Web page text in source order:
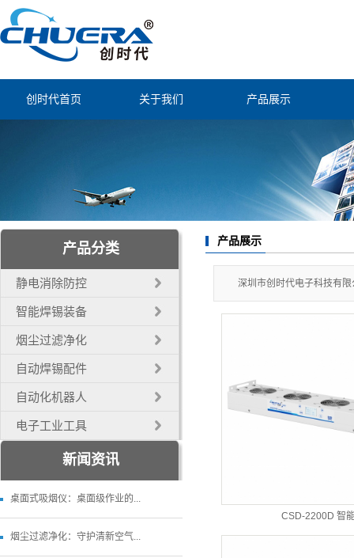
创时代首页 关于我们
公司证书
产品展示
烟尘过滤净化
自动焊锡配件
自动化机器人
电子工业工具
产品分类
静电消除防控
智能焊锡装备
烟尘过滤净化
自动焊锡配件
自动化机器人
电子工业工具
新闻资讯
桌面式吸烟仪：桌面级作业的...
烟尘过滤净化：守护清新空气...
产品展示
深圳市创时代电子科技有
CSD-2200D 智